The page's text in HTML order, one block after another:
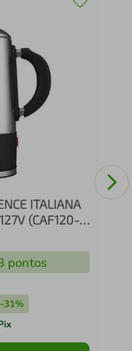
ITALIANA
(CAF120-
pontos
-31%